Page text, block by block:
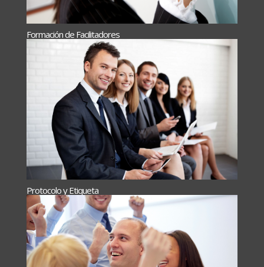
Formación de Facilitadores
Protocolo y Etiqueta